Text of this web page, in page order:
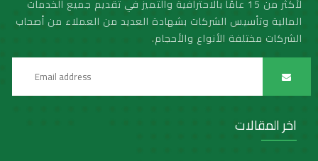
لأكثر من 15 عامًا بالاحترافية والتميز في تقديم جميع الخدمات
المالية وتأسيس الشركات بشهادة العديد من العملاء من أصحاب
الشركات مختلفة الأنواع والأحجام.
اخر المقالات